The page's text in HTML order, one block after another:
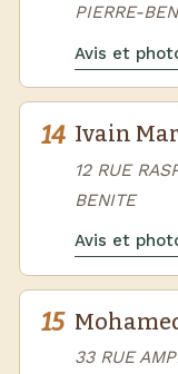
PIERRE-
Avis et
14 Ivain
12 RUE
BENITE
Avis et
15
33 RUE